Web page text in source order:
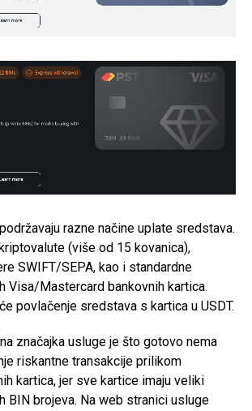
razne načine uplate sredstava.
(više od 15 kovanica),
SWIFT/SEPA, kao i standardne
Visa/Mastercard bankovnih kartica.
povlačenje sredstava s kartica u USDT.
značajka usluge je što gotovo nema
riskantne transakcije prilikom
kartica, jer sve kartice imaju veliki
BIN brojeva. Na web stranici usluge